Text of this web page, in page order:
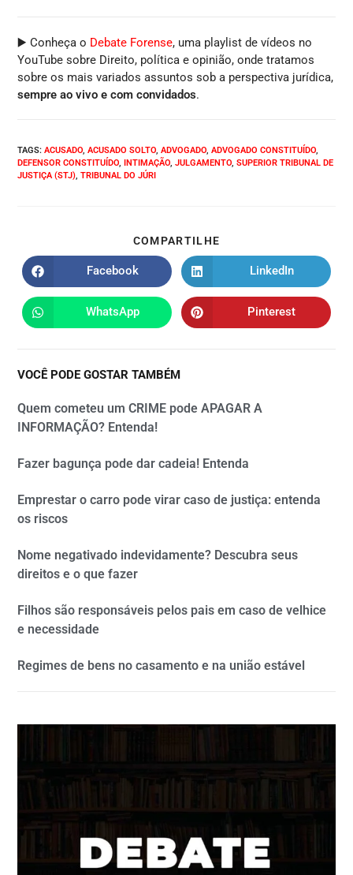
▶️ Conheça o Debate Forense, uma playlist de vídeos no
YouTube sobre Direito, política e opinião, onde tratamos
sobre os mais variados assuntos sob a perspectiva jurídica,
sempre ao vivo e com convidados.
TAGS:ACUSADO, ACUSADO SOLTO, ADVOGADO, ADVOGADO CONSTITUÍDO,
DEFENSOR CONSTITUÍDO, INTIMAÇÃO, JULGAMENTO, SUPERIOR TRIBUNAL DE
JUSTIÇA (STJ), TRIBUNAL DO JÚRI
COMPARTILHE
Facebook LinkedIn
WhatsApp Pinterest
VOCÊ PODE GOSTAR TAMBÉM
Quem cometeu um CRIME pode APAGAR A
INFORMAÇÃO? Entenda!
Fazer bagunça pode dar cadeia! Entenda
Emprestar o carro pode virar caso de justiça: entenda
os riscos
Nome negativado indevidamente? Descubra seus
direitos e o que fazer
Filhos são responsáveis pelos pais em caso de velhice
e necessidade
Regimes de bens no casamento e na união estável